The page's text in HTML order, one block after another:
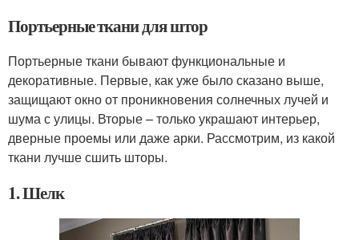
Портьерные ткани для штор
Портьерные ткани бывают функциональные и
декоративные. Первые, как уже было сказано выше,
защищают окно от проникновения солнечных лучей и
шума с улицы. Вторые – только украшают интерьер,
дверные проемы или даже арки. Рассмотрим, из какой
ткани лучше сшить шторы.
1. Шелк